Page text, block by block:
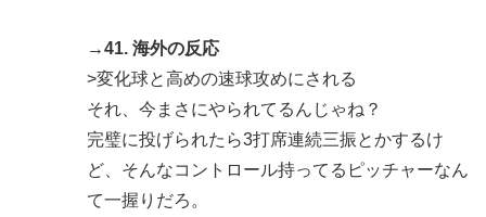
→41. 海外の反応
>変化球と高めの速球攻めにされる
それ、今まさにやられてるんじゃね？
完璧に投げられたら3打席連続三振とかするけ
ど、そんなコントロール持ってるピッチャーなん
て一握りだろ。